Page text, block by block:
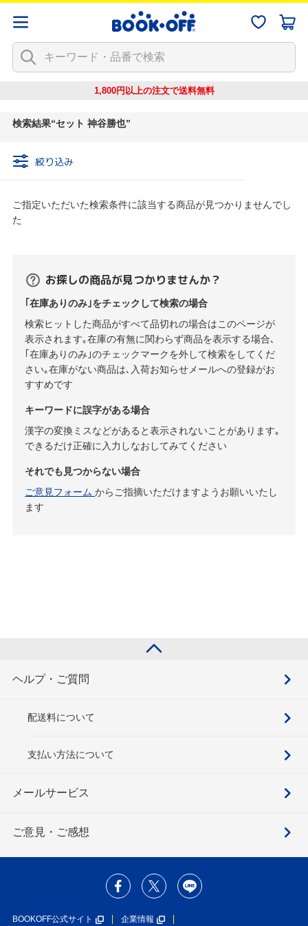
1,800円以上の注文で送料無料
検索結果 セット 神谷勝也
絞り込み
ご指定いただいた検索条件に該当する商品が見つかりませんでし
た
お探しの商品が見つかりませんか？
｢在庫ありのみ｣をチェックして検索の場合
検索ヒットした商品がすべて品切れの場合はこのページが
表示されます｡在庫の有無に関わらず商品を表示する場合､
｢在庫ありのみ｣のチェックマークを外して検索をしてくだ
さい｡在庫がない商品は､入荷お知らせメールへの登録がお
すすめです
キーワードに誤字がある場合
漢字の変換ミスなどがあると表示されないことがあります｡
できるだけ正確に入力しなおしてみてください
それでも見つからない場合
ご意見フォーム からご指摘いただけますようお願いいたし
ます
ヘルプ・ご質問
配送料について
支払い方法について
メールサービス
ご意見・ご感想
BOOKOFF公式サイト 企業情報